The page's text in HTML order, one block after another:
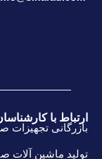
ارتباط با
بازرگانی تجهیزات
تولید ماشین­ آلات